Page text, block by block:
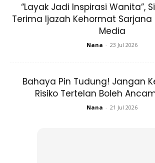
Cara penyediaan masker ini sangat
penjelasan sila rujuk gambar
“Layak Jadi Inspirasi Wanita”,
Terima Ijazah Kehormat Sarjana
Media
Nana - 23 Jul 2026
Bahaya Pin Tudung! Jangan
Risiko Tertelan Boleh
Nana - 21 Jul 2026